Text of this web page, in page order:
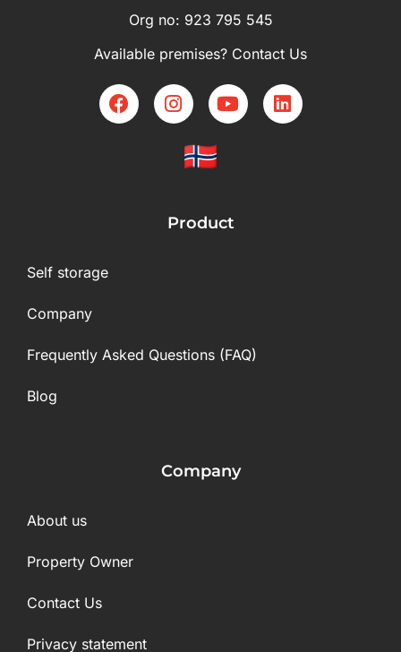
Org no: 923 795 545
Available premises? Contact Us
Product
Self storage
Company
Frequently Asked Questions (FAQ)
Blog
Company
About us
Property Owner
Contact Us
Privacy statement